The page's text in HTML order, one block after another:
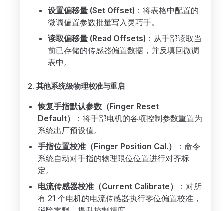
设置偏移量 (Set Offset) ：将表格中配置的
微调偏置参数批量写入灵巧手。
读取偏移量 (Read Offsets) ：从手部读取当
前已存储的传感器偏置数据，并反填回微调
表中。
2. 其他系统级物理校准与重启
恢复手指默认参数（Finger Reset
Default）
：将手部电机的各项控制参数重置为
系统出厂预设值。
手指位置校准（Finger Position Cal.）
：命令
系统自动对手指的物理限位位置进行对齐标
定。
电流传感器校准（Current Calibrate）
：对所
有 21 个电机的电流传感器执行零位偏置校准，